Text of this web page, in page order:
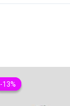
-13%
-13%